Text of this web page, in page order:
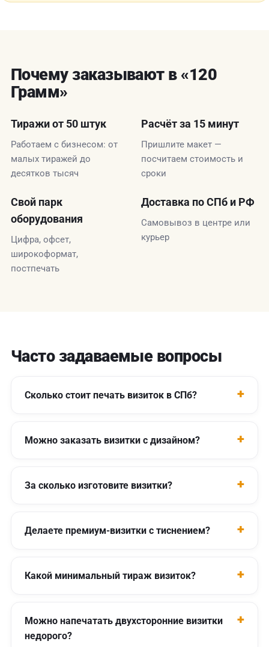
Почему заказывают в «120
Грамм»
Тиражи от 50 штук
Работаем с бизнесом: от
малых тиражей до
десятков тысяч
Расчёт за 15 минут
Пришлите макет —
посчитаем стоимость и
сроки
Свой парк
оборудования
Цифра, офсет,
широкоформат,
постпечать
Доставка по СПб и РФ
Самовывоз в центре или
курьер
Часто задаваемые вопросы
Сколько стоит печать визиток в СПб?
Можно заказать визитки с дизайном?
За сколько изготовите визитки?
Делаете премиум-визитки с тиснением?
Какой минимальный тираж визиток?
Можно напечатать двухсторонние визитки
недорого?